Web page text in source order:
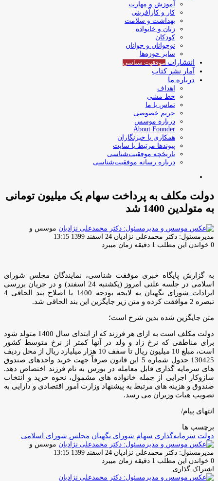
آموزش و مهارت
کار و کارآفرینی
بهداشت و سلامت
زنان و خانواده
کودکان
نوجوانان و جوانان
سایر حوزه‌ها
انتشارات موفقیت‌ شناسی
آمار نشر کتاب
درباره ما
اهداف
خط مشی
تماس با ما
حریم خصوصی
درباره موسس
About Founder
همکاری با خبرنگاران
پیوندها مرتبط با سایت
تاریخچه موفقیت‌شناسی
درباره رسانه موفقیت‌شناسی
دولت مکلف به پرداخت سهام یک میلیون تومانی
به متولدین 1400 شد
موسس و
مدیرمسئول: دکتر محمدعلی نژادیان ارسال
ایمیل
24 اسفند 1399 13:15
0 خواندن این مطلب 1 دقیقه زمان میبرد
به گزارش پایگاه خبری موفقت شناسی، نمایندگان مجلس شورای
اسلامی در جلسه علنی امروز (یکشنبه 24 اسفند) و در جریان بررسی
ایرادات
شورای نگهبان به لایحه بودجه 1400 با اصلاح بند الحاقی 4
تبصره 2 موافقت کرده و متن زیر جایگزین این بند الحاقی شد.
متن جایگزین شده بدین شرح است؛
دولت مکلف است به ازای هر فرزند که از ابتدای سال 1400 متولد شود
برای مناطقی که نرخ زاد و ولد در آنها کمتر از نرخ متوسط کشور
است، مبلغ 10 میلیون ریال تا سقف 10 هزار میلیارد ریال از محل ردیف
130425 جدول شماره 5 این قانون صرفاً جهت خرید واحدهای صندوق
های سرمایه گذاری قابل معامله در بورس به نام فرزند اختصاص دهد.
سازوکار اجرایی از جمله خانواده های مشمول، نحوه خرید و انتخاب
صندوق و هزینه های مرتبط به پیشنهاد وزارت امور اقتصادی و دارایی به
تصویب هیات وزیران می رسد.
انتهای پیام/
برچسب ها
دولت سرمایه‌گذاری سهام شورای نگهبان مجلس شورای اسلامی
موسس و
مدیرمسئول: دکتر محمدعلی نژادیان ارسال
ایمیل
24 اسفند 1399 13:15
0 خواندن این مطلب 1 دقیقه زمان میبرد
اشتراک گذاری
فیس
توئیتر
لینکدین
واتس
تلگرام
اشتراک
چاپ